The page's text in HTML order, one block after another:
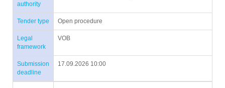
authority
Tender type Open procedure
Legal
framework
VOB
Submission
deadline
17.09.2026 10:00